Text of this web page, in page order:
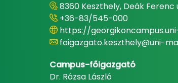
8360 Keszthely, Deák Ferenc
+36-83/545-000
https://
foigazgato.keszthely@uni-
Campus-főigazgató
Dr. Rózsa László